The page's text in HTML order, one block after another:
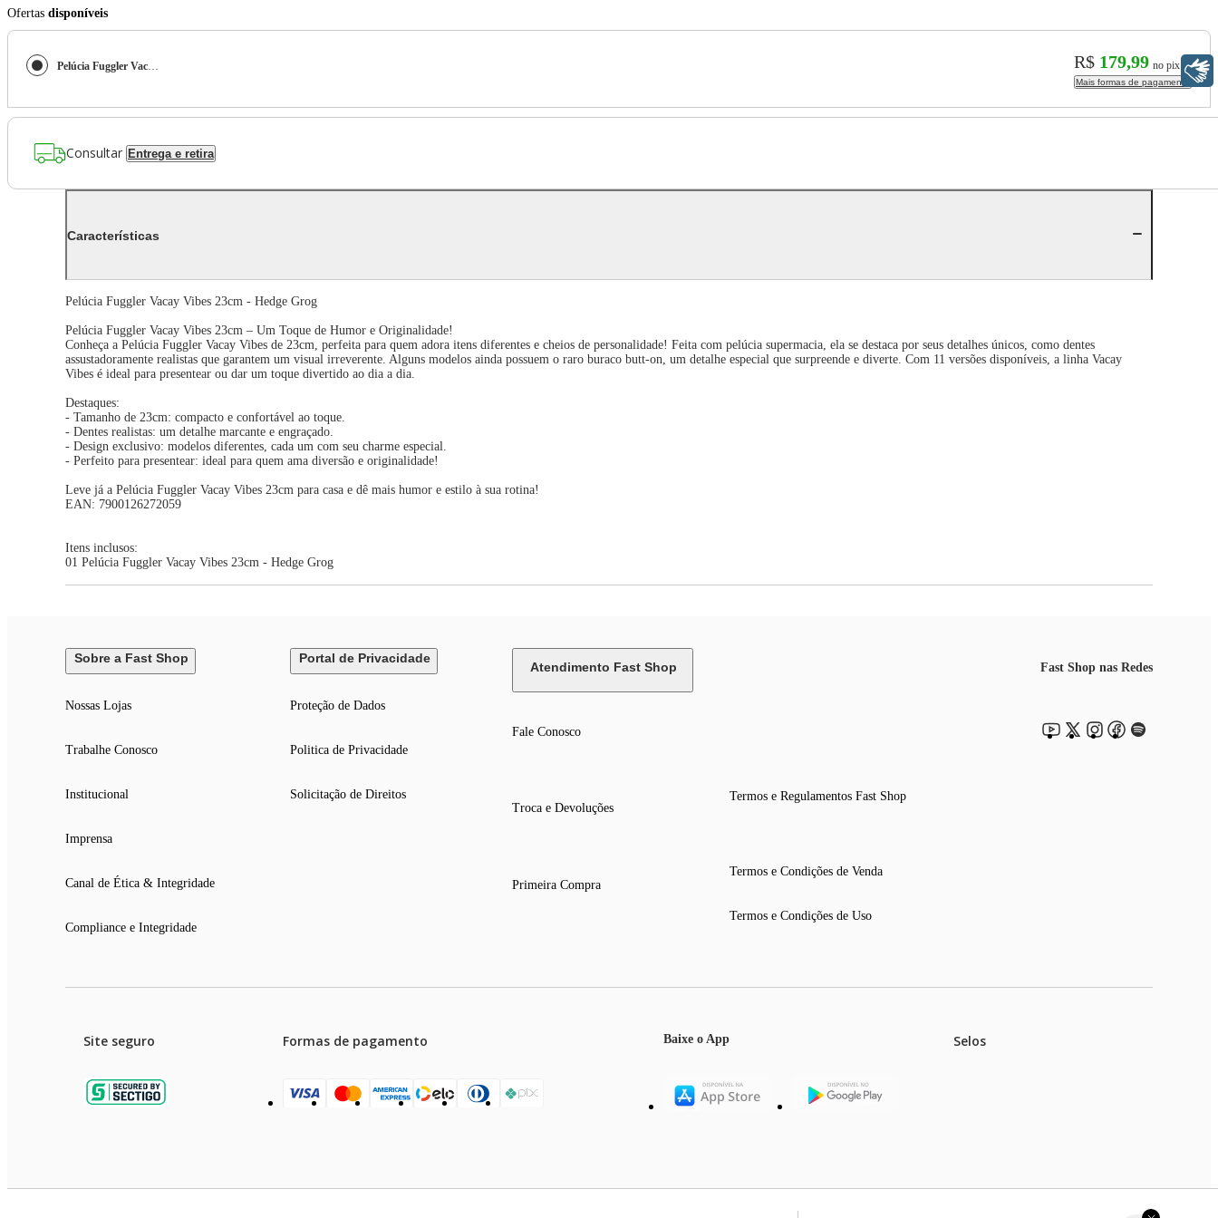
Ofertas disponíveis
Pelúcia Fuggler Vacay Vibes 23cm - Hedge Grog R$ 179,99 no pix
Mais formas de pagamento
Consultar Entrega e retira
Características
Pelúcia Fuggler Vacay Vibes 23cm - Hedge Grog
Pelúcia Fuggler Vacay Vibes 23cm – Um Toque de Humor e Originalidade!
Conheça a Pelúcia Fuggler Vacay Vibes de 23cm, perfeita para quem adora itens diferentes e cheios de personalidade! Feita com pelúcia supermacia, ela se destaca por seus detalhes únicos, como dentes
assustadoramente realistas que garantem um visual irreverente. Alguns modelos ainda possuem o raro buraco butt-on, um detalhe especial que surpreende e diverte. Com 11 versões disponíveis, a linha Vacay
Vibes é ideal para presentear ou dar um toque divertido ao dia a dia.
Destaques:
- Tamanho de 23cm: compacto e confortável ao toque.
- Dentes realistas: um detalhe marcante e engraçado.
- Design exclusivo: modelos diferentes, cada um com seu charme especial.
- Perfeito para presentear: ideal para quem ama diversão e originalidade!
Leve já a Pelúcia Fuggler Vacay Vibes 23cm para casa e dê mais humor e estilo à sua rotina!
EAN: 7900126272059
Itens inclusos:
01 Pelúcia Fuggler Vacay Vibes 23cm - Hedge Grog
Sobre a Fast Shop
Nossas Lojas
Trabalhe Conosco
Institucional
Imprensa
Canal de Ética & Integridade
Compliance e Integridade
Portal de Privacidade
Proteção de Dados
Politica de Privacidade
Solicitação de Direitos
Atendimento Fast Shop
Fale Conosco
Troca e Devoluções
Primeira Compra
Termos e Regulamentos Fast Shop
Termos e Condições de Venda
Termos e Condições de Uso
Fast Shop nas Redes
Site seguro Formas de pagamento Baixe o App Selos
Libras